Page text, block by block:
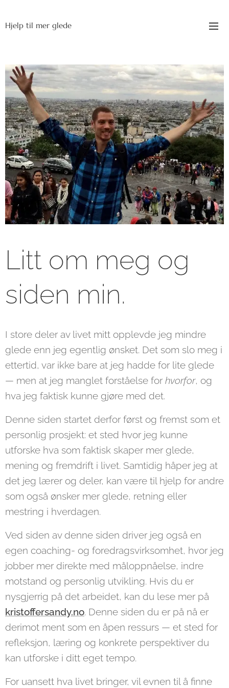
Hjelp til mer glede
Litt om meg og
siden min.
I store deler av livet mitt opplevde jeg mindre
glede enn jeg egentlig ønsket. Det som slo meg i
ettertid, var ikke bare at jeg hadde for lite glede
— men at jeg manglet forståelse for hvorfor, og
hva jeg faktisk kunne gjøre med det.
Denne siden startet derfor først og fremst som et
personlig prosjekt: et sted hvor jeg kunne
utforske hva som faktisk skaper mer glede,
mening og fremdrift i livet. Samtidig håper jeg at
det jeg lærer og deler, kan være til hjelp for andre
som også ønsker mer glede, retning eller
mestring i hverdagen.
Ved siden av denne siden driver jeg også en
egen coaching- og foredragsvirksomhet, hvor jeg
jobber mer direkte med måloppnåelse, indre
motstand og personlig utvikling. Hvis du er
nysgjerrig på det arbeidet, kan du lese mer på
kristoffersandy.no. Denne siden du er på nå er
derimot ment som en åpen ressurs — et sted for
refleksjon, læring og konkrete perspektiver du
kan utforske i ditt eget tempo.
For uansett hva livet bringer, vil evnen til å finne